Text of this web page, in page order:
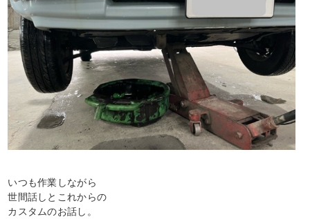
いつも作業しながら
世間話しとこれからの
カスタムのお話し。